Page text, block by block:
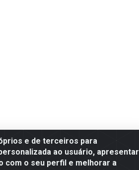
e de terceiros para
ao usuário, apresentar
com o seu perfil e melhorar a